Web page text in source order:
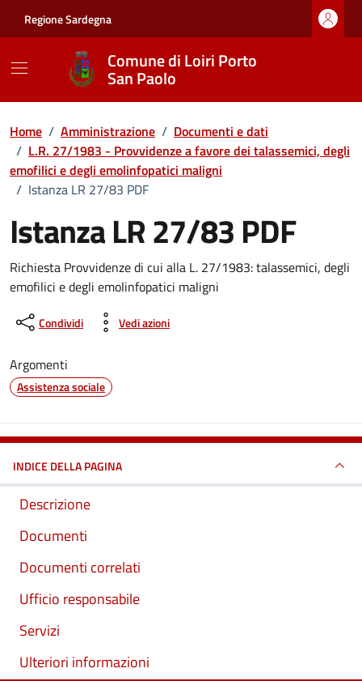
Regione Sardegna
Comune di Loiri Porto
San Paolo
Home / Amministrazione / Documenti e dati
/ L.R. 27/1983 - Provvidenze a favore dei talassemici, degli
emofilici e degli emolinfopatici maligni
/ Istanza LR 27/83 PDF
Istanza LR 27/83 PDF
Dettagli del documento
Richiesta Provvidenze di cui alla L. 27/1983: talassemici, degli
emofilici e degli emolinfopatici maligni
Condividi Vedi azioni
Argomenti
Assistenza sociale
INDICE DELLA PAGINA
Descrizione
Documenti
Documenti correlati
Ufficio responsabile
Servizi
Ulteriori informazioni